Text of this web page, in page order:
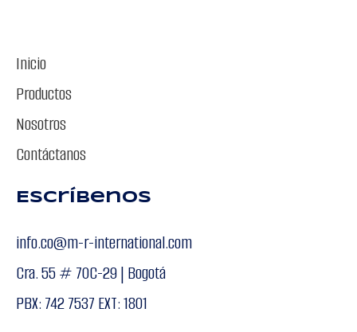
Inicio
Productos
Nosotros
Contáctanos
Escríbenos
info.co@m-r-international.com
Cra. 55 # 70C-29 | Bogotá
PBX: 742 7537 EXT: 1801